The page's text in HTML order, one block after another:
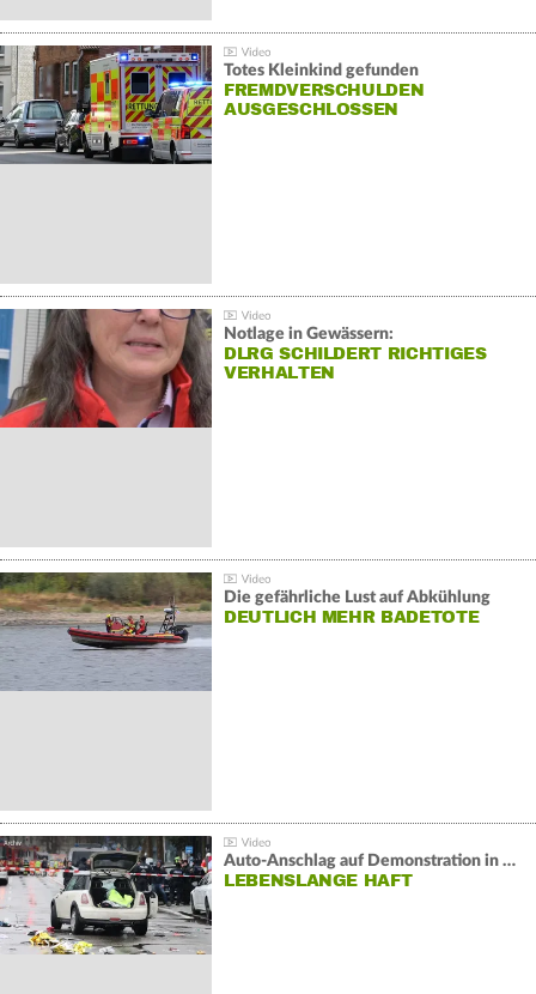
Totes Kleinkind gefunden
FREMDVERSCHULDEN
AUSGESCHLOSSEN
Notlage in Gewässern:
DLRG SCHILDERT RICHTIGES
VERHALTEN
Die gefährliche Lust auf Abkühlung
DEUTLICH MEHR BADETOTE
Auto-Anschlag auf Demonstration in München:
LEBENSLANGE HAFT